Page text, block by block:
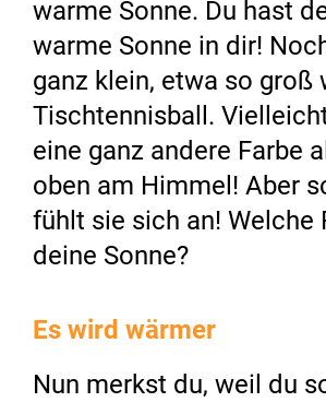
warme Sonne. Du hast
warme Sonne in dir!
ganz klein, etwa so groß
Tischtennisball.
eine ganz andere Farbe
oben am Himmel! Aber
fühlt sie sich an! Welche
deine Sonne?
Es wird wärmer
Nun merkst du, weil du